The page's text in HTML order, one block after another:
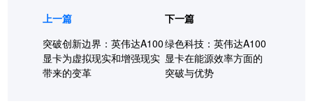
上一篇
突破创新边界：英伟达A100
显卡为虚拟现实和增强现实
带来的变革
下一篇
绿色科技：英伟达A100
显卡在能源效率方面的
突破与优势